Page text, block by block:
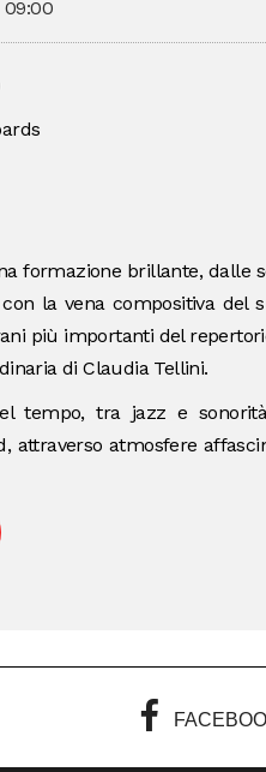
09:00
formazione brillante, dalle
la vena compositiva del
più importanti del
di Claudia Tellini.
tempo, tra jazz e
attraverso atmosfere